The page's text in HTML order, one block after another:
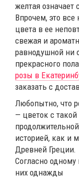
желтая означает
Впрочем, это
цвета в ее
свежая и
равнодушной ни
прекрасного
розы в
заказать с
Любопытно, что
— цветок с
продолжительной
историей, как и
Древней Греции.
Согласно одному
них однажды